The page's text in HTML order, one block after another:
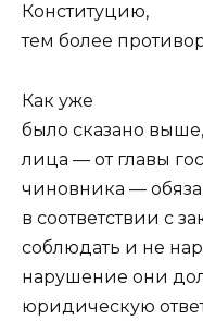
Конституцию,
тем более
Как уже
было сказано
лица — от главы
чиновника —
в соответствии с
соблюдать и не
нарушение они
юридическую